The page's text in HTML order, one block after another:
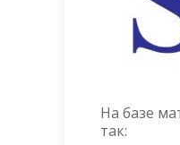
На базе
так: